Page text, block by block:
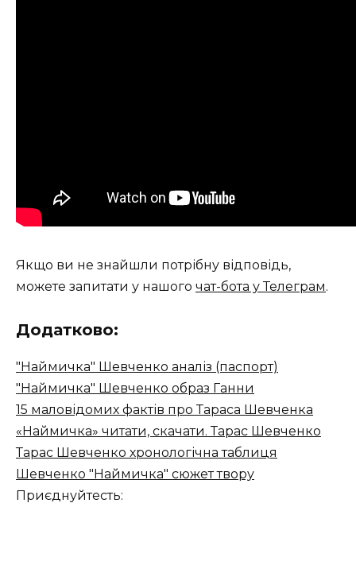
Якщо ви не знайшли потрібну відповідь,
можете запитати у нашого чат-бота у Телеграм.
Додатково:
"Наймичка" Шевченко аналіз (паспорт)
"Наймичка" Шевченко образ Ганни
15 маловідомих фактів про Тараса Шевченка
«Наймичка» читати, скачати. Тарас Шевченко
Тарас Шевченко хронологічна таблиця
Шевченко "Наймичка" сюжет твору
Приєднуйтесть: